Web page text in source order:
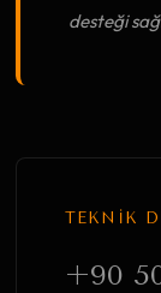
desteği
TEKNİK
+90